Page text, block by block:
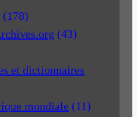
(178)
(43)
et dictionnaires
mondiale (11)